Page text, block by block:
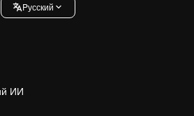
Pусский
ИИ